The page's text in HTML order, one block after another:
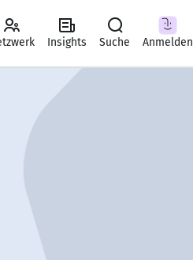
Insights Suche Anmelden